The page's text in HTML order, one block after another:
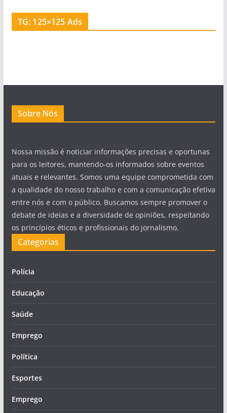
TG: 125×125 Ads
Sobre Nós
Nossa missão é noticiar informações precisas e oportunas
para os leitores, mantendo-os informados sobre eventos
atuais e relevantes. Somos uma equipe comprometida com
a qualidade do nosso trabalho e com a comunicação efetiva
entre nós e com o público. Buscamos sempre promover o
debate de ideias e a diversidade de opiniões, respeitando
os princípios éticos e profissionais do jornalismo.
Categorias
Polícia
Educação
Saúde
Emprego
Política
Esportes
Emprego